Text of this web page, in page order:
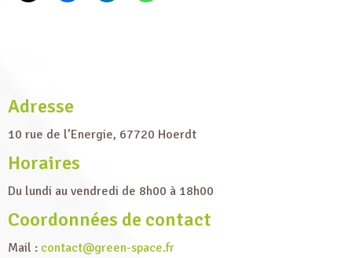
Adresse
10 rue de l’Energie, 67720 Hoerdt
Horaires
Du lundi au vendredi de 8h00 à 18h00
Coordonnées de contact
Mail : contact@green-space.fr